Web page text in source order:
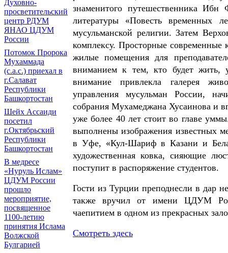
Духовно-
просветительский
центр РДУМ
ЯНАО ЦДУМ
России
Потомок Пророка
Мухаммада
(с.а.с.) приехал в
г.Салават
Республики
Башкортостан
Шейх Ассаиди
посетил
г.Октябрьский
Республики
Башкортостан
В медресе
«Нуруль Ислам»
ЦДУМ России
прошло
мероприятие,
посвященное
1100-летию
принятия Ислама
Волжской
Булгарией
знаменитого путешественника
литературы «Повесть временных
мусульманской религии. Затем
комплексу. Просторные современные
жилые помещения для
вниманием к тем, кто будет жить,
внимание привлекла галерея
управления мусульман России,
собрания Мухамеджана Хусаинова и
уже более 40 лет стоит во главе
выполнены изображения известных
в Уфе, «Кул-Шариф в Казани и
художественная ковка, сияющие
поступит в распоряжение студентов.
Гости из Турции преподнесли в дар
также вручил от имени ЦДУМ
чаепитием в одном из прекрасных
Смотреть здесь